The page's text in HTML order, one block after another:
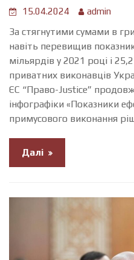
15.04.2024 admin
За стягнутими сумами в
навіть перевищив
мільярдів у 2021 році і
приватних виконавців
ЄС “Право-Justice”
інфографіки «Показники
примусового виконання
Далі